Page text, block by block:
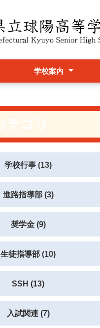
学校案内
学校行事 (13)
進路指導部 (3)
奨学金 (9)
生徒指導部 (10)
SSH (13)
入試関連 (7)